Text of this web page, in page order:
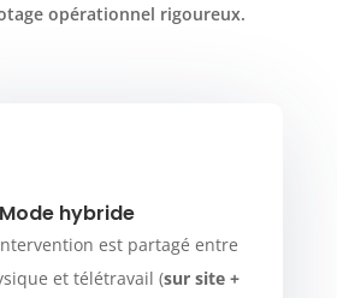
opérationnel rigoureux.
Mode hybride
est partagé entre
et télétravail (sur site +